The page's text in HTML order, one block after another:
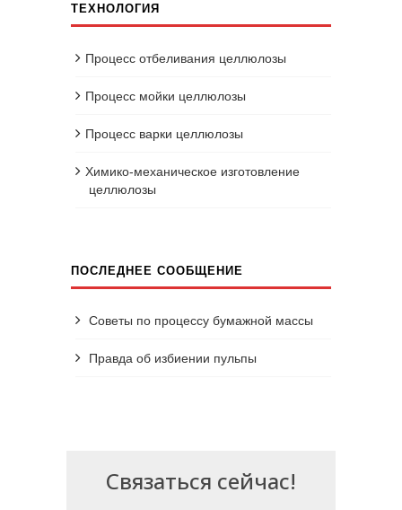
ТЕХНОЛОГИЯ
Процесс отбеливания целлюлозы
Процесс мойки целлюлозы
Процесс варки целлюлозы
Химико-механическое изготовление
целлюлозы
ПОСЛЕДНЕЕ СООБЩЕНИЕ
Советы по процессу бумажной массы
Правда об избиении пульпы
Связаться сейчас!